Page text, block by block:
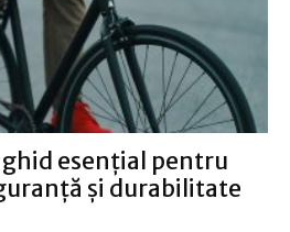
esențial pentru
și durabilitate